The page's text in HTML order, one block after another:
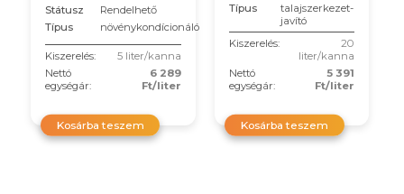
Státusz
Rendelhető
Típus
növénykondícionáló
Kiszerelés:
5 liter/kanna
Nettó
egységár:
6 289
Ft/liter
Kosárba teszem
Típus
talajszerkezet-
javító
Kiszerelés:
20
liter/kanna
Nettó
egységár:
5 391
Ft/liter
Kosárba teszem